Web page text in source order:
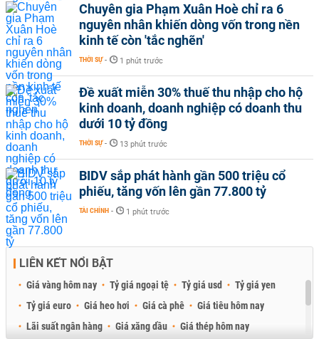
Chuyên gia Phạm Xuân Hoè chỉ ra 6
nguyên nhân khiến dòng vốn trong nền
kinh tế còn 'tắc nghẽn'
THỜI SỰ - 1 phút trước
Đề xuất miễn 30% thuế thu nhập cho hộ
kinh doanh, doanh nghiệp có doanh thu
dưới 10 tỷ đồng
THỜI SỰ - 13 phút trước
BIDV sắp phát hành gần 500 triệu cổ
phiếu, tăng vốn lên gần 77.800 tỷ
TÀI CHÍNH - 1 phút trước
LIÊN KẾT NỔI BẬT
Giá vàng hôm nay Tỷ giá ngoại tệ Tỷ giá usd
Tỷ giá yen
Tỷ giá euro
Giá heo hơi Giá cà phê
Giá tiêu hôm nay
Lãi suất ngân hàng
Giá xăng dầu Giá thép hôm nay